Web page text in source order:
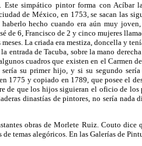
simpático pintor forma con Acíbar
de México, en 1753, se sacan las
hecho cuando era aún muy
de 6, Francisco de 2 y cinco mujeres
La criada era mestiza, doncella y
entrada de Tacuba, sobre la mano
cuadros que existen en el Carmen
su primer hijo, y si su segundo
1775 y copiado en 1789, que posee el
de que los hijos siguieran el oficio de los
dinastías de pintores, no sería nada
obras de Morlete Ruiz. Couto
temas alegóricos. En las Galerías de